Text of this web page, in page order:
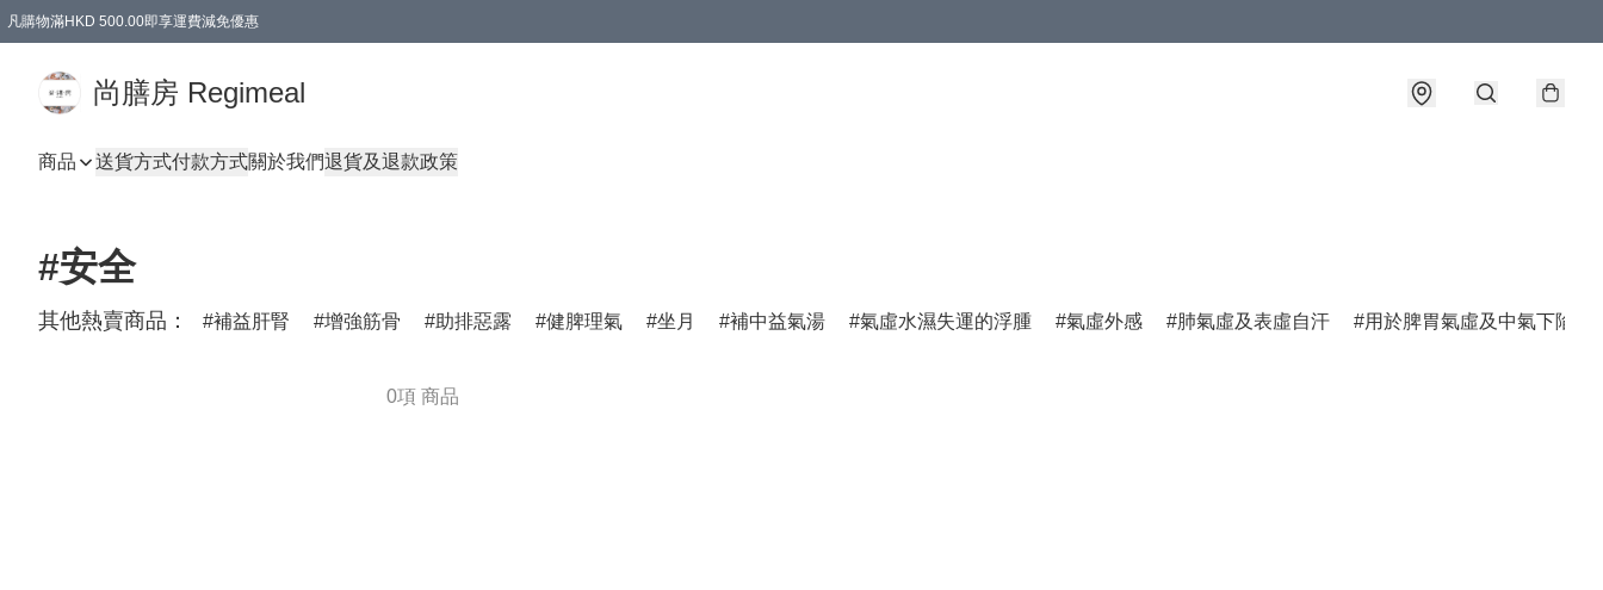
凡購物滿HKD 500.00即享運費減免優惠
尚膳房 Regimeal
商品 送貨方式付款方式關於我們退貨及退款政策
#安全
其他熱賣商品： 補益肝腎 增強筋骨 助排惡露 健脾理氣 坐月 補中益氣湯 氣虛水濕失運的浮腫 氣虛外感 肺氣虛及表虛自汗 用於脾胃氣虛及中氣下陷諸
0項 商品